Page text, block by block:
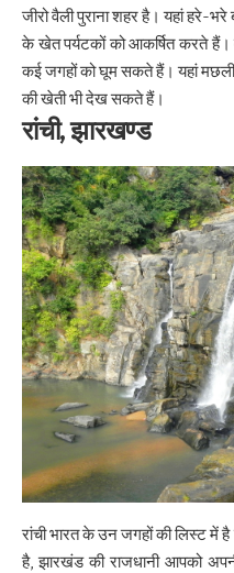
जीरो वैली पुराना शहर है। यहां हरे-
के खेत पर्यटकों को आकर्षित करते हैं।
कई जगहों को घूम सकते हैं। यहां मछली
की खेती भी देख सकते हैं।
रांची, झारखण्ड
रांची भारत के उन जगहों की लिस्ट में है
है, झारखंड की राजधानी आपको